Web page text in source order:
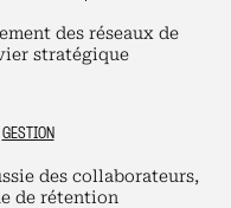
des réseaux de
stratégique
GESTION
des collaborateurs,
de rétention